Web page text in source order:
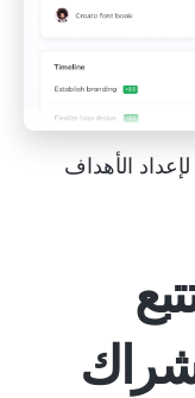
استخدام ميزة الأهداف في ClickUp لإعداد الأهداف